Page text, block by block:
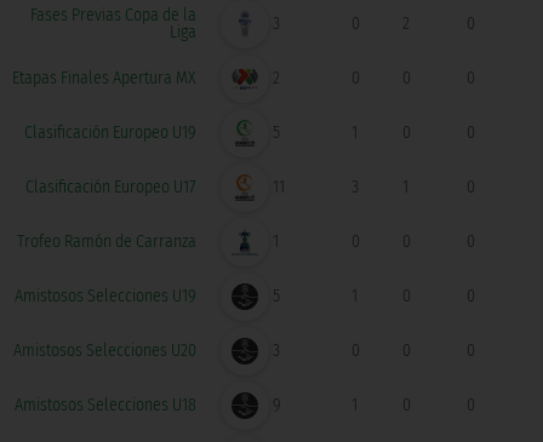
Fases Previas Copa de la
Liga
3 0 2 0
Etapas Finales Apertura MX 2 0 0 0
Clasificación Europeo U19 5 1 0 0
Clasificación Europeo U17 11 3 1 0
Trofeo Ramón de Carranza 1 0 0 0
Amistosos Selecciones U19 5 1 0 0
Amistosos Selecciones U20 3 0 0 0
Amistosos Selecciones U18 9 1 0 0